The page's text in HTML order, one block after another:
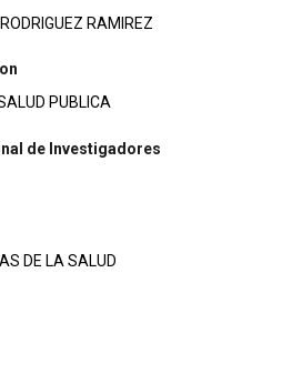
RAMIREZ
PUBLICA
de Investigadores
DE LA SALUD